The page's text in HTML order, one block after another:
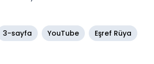
3-sayfa YouTube
Eşref Rüya